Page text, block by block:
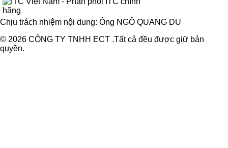
Chịu trách nhiệm nội dung: Ông NGÔ QUANG DU
© 2026 CÔNG TY TNHH ECT .Tất cả đều được giữ bản
quyền.